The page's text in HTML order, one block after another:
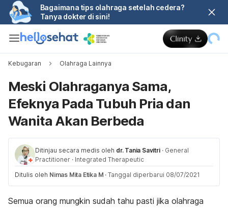
Bagaimana tips olahraga setelah cedera?
Tanya dokter di sini!
Kebugaran Olahraga Lainnya
Meski Olahraganya Sama,
Efeknya Pada Tubuh Pria dan
Wanita Akan Berbeda
Ditinjau secara medis oleh dr. Tania Savitri · General
Practitioner · Integrated Therapeutic
Ditulis oleh Nimas Mita Etika M · Tanggal diperbarui 08/07/2021
Semua orang mungkin sudah tahu pasti jika olahraga